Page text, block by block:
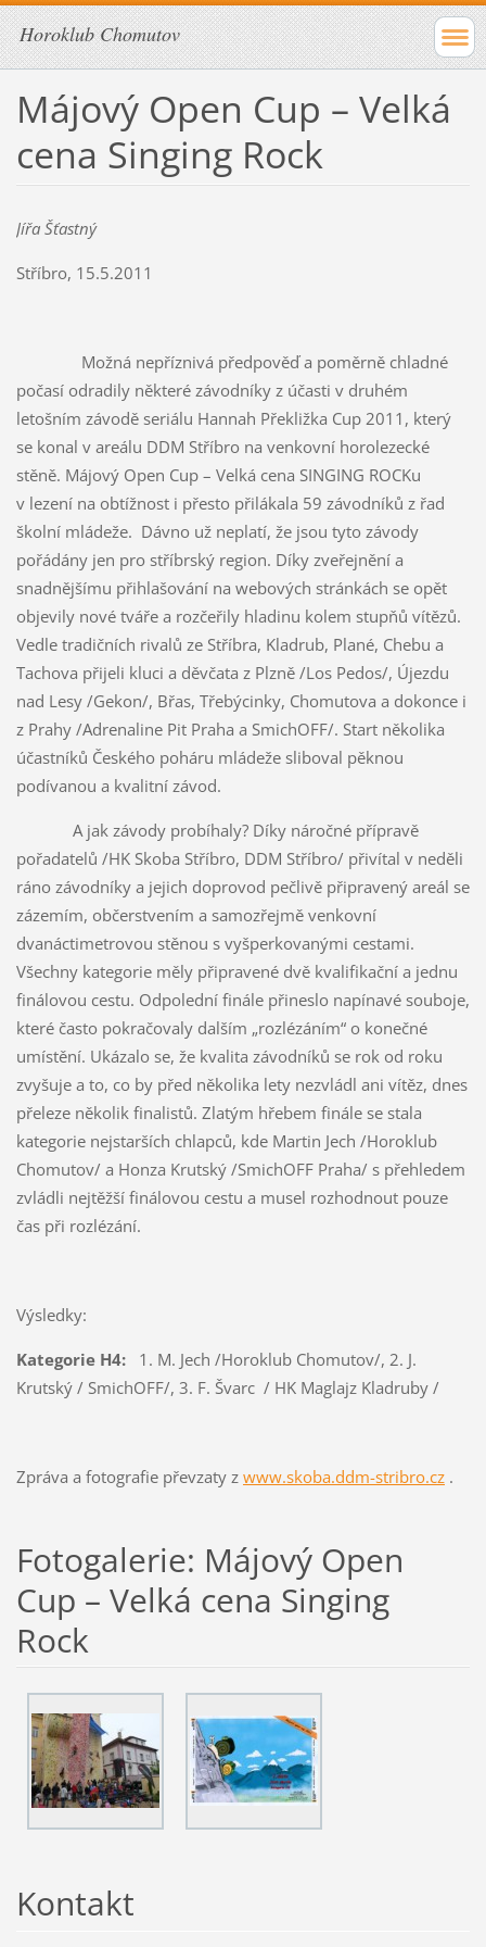
Horoklub Chomutov
Májový Open Cup – Velká
cena Singing Rock
Jířa Šťastný
Stříbro, 15.5.2011
Možná nepříznivá předpověď a poměrně chladné
počasí odradily některé závodníky z účasti v druhém
letošním závodě seriálu Hannah Překližka Cup 2011, který
se konal v areálu DDM Stříbro na venkovní horolezecké
stěně. Májový Open Cup – Velká cena SINGING ROCKu
v lezení na obtížnost i přesto přilákala 59 závodníků z řad
školní mládeže. Dávno už neplatí, že jsou tyto závody
pořádány jen pro stříbrský region. Díky zveřejnění a
snadnějšímu přihlašování na webových stránkách se opět
objevily nové tváře a rozčeřily hladinu kolem stupňů vítězů.
Vedle tradičních rivalů ze Stříbra, Kladrub, Plané, Chebu a
Tachova přijeli kluci a děvčata z Plzně /Los Pedos/, Újezdu
nad Lesy /Gekon/, Břas, Třebýcinky, Chomutova a dokonce i
z Prahy /Adrenaline Pit Praha a SmichOFF/. Start několika
účastníků Českého poháru mládeže sliboval pěknou
podívanou a kvalitní závod.
A jak závody probíhaly? Díky náročné přípravě
pořadatelů /HK Skoba Stříbro, DDM Stříbro/ přivítal v neděli
ráno závodníky a jejich doprovod pečlivě připravený areál se
zázemím, občerstvením a samozřejmě venkovní
dvanáctimetrovou stěnou s vyšperkovanými cestami.
Všechny kategorie měly připravené dvě kvalifikační a jednu
finálovou cestu. Odpolední finále přineslo napínavé souboje,
které často pokračovaly dalším „rozlézáním“ o konečné
umístění. Ukázalo se, že kvalita závodníků se rok od roku
zvyšuje a to, co by před několika lety nezvládl ani vítěz, dnes
přeleze několik finalistů. Zlatým hřebem finále se stala
kategorie nejstarších chlapců, kde Martin Jech /Horoklub
Chomutov/ a Honza Krutský /SmichOFF Praha/ s přehledem
zvládli nejtěžší finálovou cestu a musel rozhodnout pouze
čas při rozlézání.
Výsledky:
Kategorie H4: 1. M. Jech /Horoklub Chomutov/, 2. J.
Krutský / SmichOFF/, 3. F. Švarc / HK Maglajz Kladruby /
Zpráva a fotografie převzaty z www.skoba.ddm-stribro.cz.
Fotogalerie: Májový Open
Cup – Velká cena Singing
Rock
Kontakt